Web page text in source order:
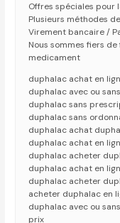
Offres spéciales pour
Plusieurs méthodes
Virement bancaire /
Nous sommes fiers
medicament
duphalac achat en
duphalac avec ou
duphalac sans
duphalac sans
duphalac achat
duphalac achat en
duphalac acheter
duphalac achat en
duphalac acheter
acheter duphalac en
duphalac avec ou
prix